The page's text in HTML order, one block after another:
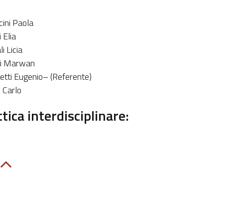
Paola
Elia
Licia
Marwan
Eugenio– (Referente)
interdisciplinare: